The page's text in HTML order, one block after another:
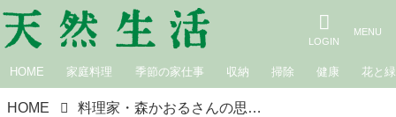
HOME 家庭料理 季節の家仕事 収納 掃除 健康 花と緑
HOME 料理家・森かおるさんの思いがつまった青空マルシェ「ちいさなクラフト市 Relishの庭市場」が今秋スタート。京都・大山崎で毎月開催“コロナ禍で希薄になってしまったものを取り戻したい”